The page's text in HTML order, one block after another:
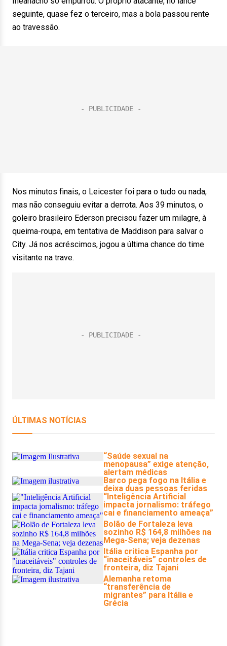
seguinte, quase fez o terceiro, mas a bola passou rente
ao travessão.
Nos minutos finais, o Leicester foi para o tudo ou nada,
mas não conseguiu evitar a derrota. Aos 39 minutos, o
goleiro brasileiro Ederson precisou fazer um milagre, à
queima-roupa, em tentativa de Maddison para salvar o
City. Já nos acréscimos, jogou a última chance do time
visitante na trave.